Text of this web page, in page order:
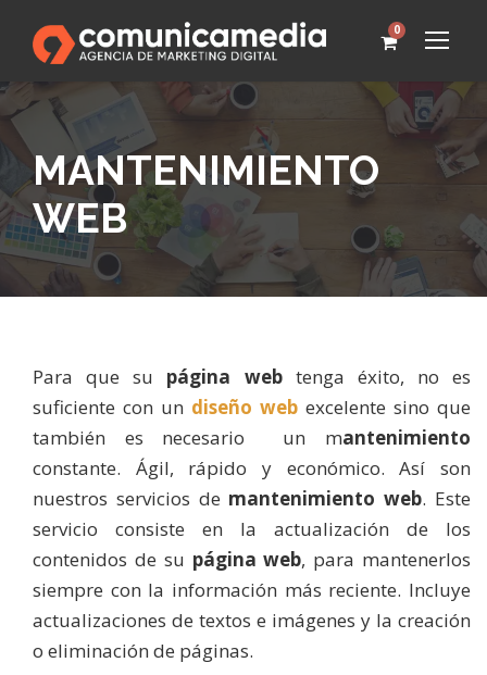
0
MANTENIMIENTO
WEB
Para que su página webtenga éxito, no es
suficiente con un diseño web excelente sino que
también es necesario un mantenimiento
constante. Ágil, rápido y económico. Así son
nuestros servicios de mantenimiento web. Este
servicio consiste en la actualización de los
contenidos de su página web, para mantenerlos
siempre con la información más reciente. Incluye
actualizaciones de textos e imágenes y la creación
o eliminación de páginas.